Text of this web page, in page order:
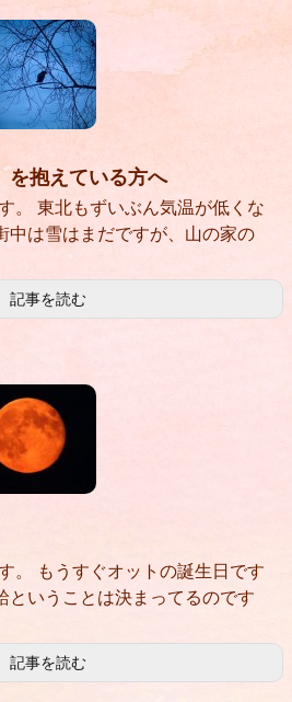
を抱えている方へ
。 東北もずいぶん気温が低くな
中は雪はまだですが、山の家の
記事を読む
。 もうすぐオットの誕生日です
いうことは決まってるのです
記事を読む